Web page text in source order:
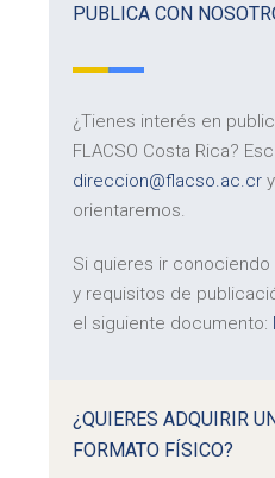
PUBLICA CON
¿Tienes interés en
FLACSO Costa Rica?
direccion@flacso.ac.cr
orientaremos.
Si quieres ir
y requisitos de
el siguiente documento:
¿QUIERES ADQUIRIR
FORMATO FÍSICO?